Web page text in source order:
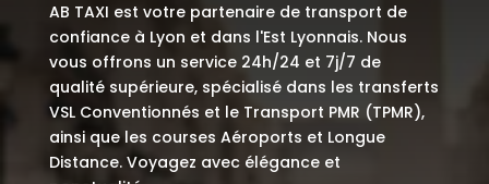
AB TAXI est votre partenaire de transport de
confiance à Lyon et dans l'Est Lyonnais. Nous
vous offrons un service 24h/24 et 7j/7 de
qualité supérieure, spécialisé dans les transferts
VSL Conventionnés et le Transport PMR (TPMR),
ainsi que les courses Aéroports et Longue
Distance. Voyagez avec élégance et